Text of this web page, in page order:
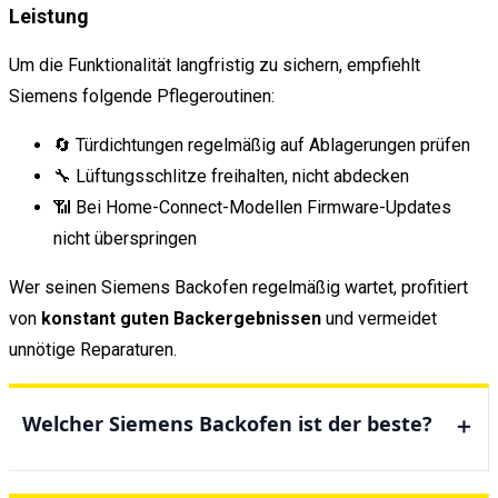
Leistung
Um die Funktionalität langfristig zu sichern, empfiehlt
Siemens folgende Pflegeroutinen:
🔄 Türdichtungen regelmäßig auf Ablagerungen prüfen
🔧 Lüftungsschlitze freihalten, nicht abdecken
📶 Bei Home-Connect-Modellen Firmware-Updates
nicht überspringen
Wer seinen Siemens Backofen regelmäßig wartet, profitiert
von konstant guten Backergebnissen und vermeidet
unnötige Reparaturen.
Welcher Siemens Backofen ist der beste?